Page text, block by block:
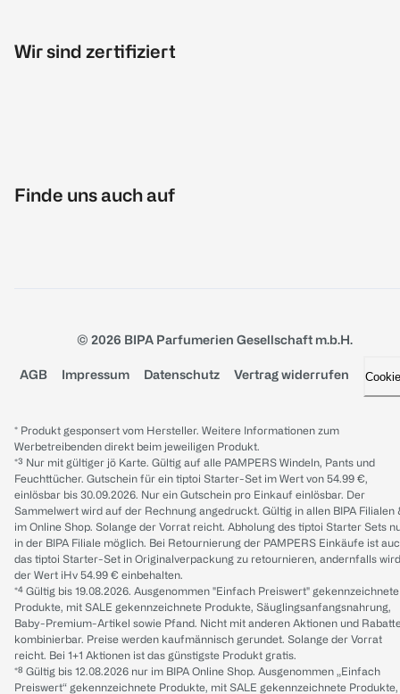
Wir sind zertifiziert
Finde uns auch auf
© 2026 BIPA Parfumerien Gesellschaft m.b.H.
AGB Impressum Datenschutz Vertrag widerrufen
* Produkt gesponsert vom Hersteller. Weitere Informationen zum
Werbetreibenden direkt beim jeweiligen Produkt.
*³ Nur mit gültiger jö Karte. Gültig auf alle PAMPERS Windeln, Pants und
Feuchttücher. Gutschein für ein tiptoi Starter-Set im Wert von 54.99 €,
einlösbar bis 30.09.2026. Nur ein Gutschein pro Einkauf einlösbar. Der
Sammelwert wird auf der Rechnung angedruckt. Gültig in allen BIPA Filialen
im Online Shop. Solange der Vorrat reicht. Abholung des tiptoi Starter Sets
in der BIPA Filiale möglich. Bei Retournierung der PAMPERS Einkäufe ist
das tiptoi Starter-Set in Originalverpackung zu retournieren, andernfalls wird
der Wert iHv 54.99 € einbehalten.
*⁴ Gültig bis 19.08.2026. Ausgenommen "Einfach Preiswert" gekennzeichnete
Produkte, mit SALE gekennzeichnete Produkte, Säuglingsanfangsnahrung,
Baby-Premium-Artikel sowie Pfand. Nicht mit anderen Aktionen und
kombinierbar. Preise werden kaufmännisch gerundet. Solange der Vorrat
reicht. Bei 1+1 Aktionen ist das günstigste Produkt gratis.
*⁸ Gültig bis 12.08.2026 nur im BIPA Online Shop. Ausgenommen „Einfach
Preiswert“ gekennzeichnete Produkte, mit SALE gekennzeichnete Produkte,